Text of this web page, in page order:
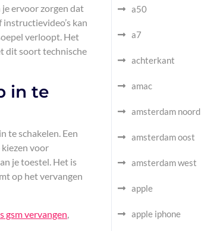
ervoor zorgen dat
kan
verloopt. Het
dit soort technische
in te
te schakelen. Een
voor
je toestel. Het is
op het vervangen
gsm vervangen,
a50
a7
achterkant
amac
amsterdam noord
amsterdam oost
amsterdam west
apple
apple iphone